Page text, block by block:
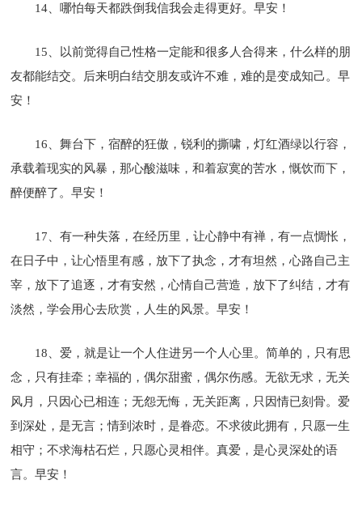
14、哪怕每天都跌倒我信我会走得更好。早安！
15、以前觉得自己性格一定能和很多人合得来，什么样的朋
友都能结交。后来明白结交朋友或许不难，难的是变成知己。早
安！
16、舞台下，宿醉的狂傲，锐利的撕啸，灯红酒绿以行容，
承载着现实的风暴，那心酸滋味，和着寂寞的苦水，慨饮而下，
醉便醉了。早安！
17、有一种失落，在经历里，让心静中有禅，有一点惆怅，
在日子中，让心悟里有感，放下了执念，才有坦然，心路自己主
宰，放下了追逐，才有安然，心情自己营造，放下了纠结，才有
淡然，学会用心去欣赏，人生的风景。早安！
18、爱，就是让一个人住进另一个人心里。简单的，只有思
念，只有挂牵；幸福的，偶尔甜蜜，偶尔伤感。无欲无求，无关
风月，只因心已相连；无怨无悔，无关距离，只因情已刻骨。爱
到深处，是无言；情到浓时，是眷恋。不求彼此拥有，只愿一生
相守；不求海枯石烂，只愿心灵相伴。真爱，是心灵深处的语
言。早安！